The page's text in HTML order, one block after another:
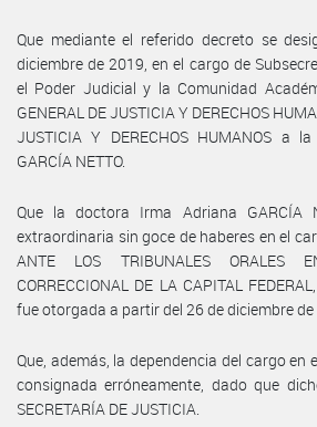
Que mediante el referido decreto se
diciembre de 2019, en el cargo de
el Poder Judicial y la Comunidad
GENERAL DE JUSTICIA Y DERECHOS
JUSTICIA Y DERECHOS HUMANOS a
GARCÍA NETTO.
Que la doctora Irma Adriana GARCÍA
extraordinaria sin goce de haberes en el
ANTE LOS TRIBUNALES ORALES
CORRECCIONAL DE LA CAPITAL
fue otorgada a partir del 26 de diciembre de
Que, además, la dependencia del cargo en
consignada erróneamente, dado que
SECRETARÍA DE JUSTICIA.